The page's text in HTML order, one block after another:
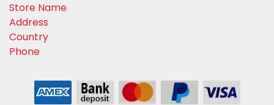
Store Name
Address
Country
Phone